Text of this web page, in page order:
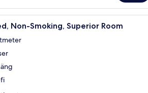
Sängtillbehör av högsta
Non-Smoking, Superior Room